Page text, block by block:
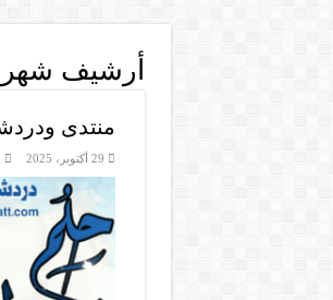
أرشيف
منتدى
29 أكتوبر، 2025